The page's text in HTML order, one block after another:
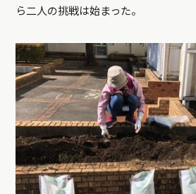
ら二人の挑戦は始まった。